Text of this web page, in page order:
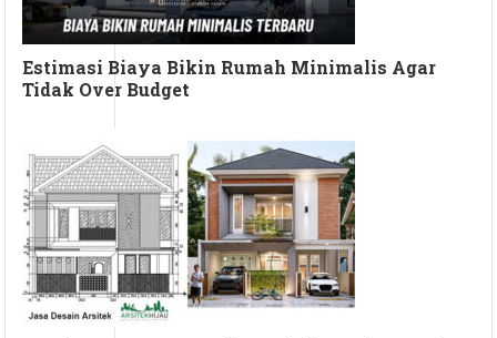
Estimasi Biaya Bikin Rumah Minimalis Agar
Tidak Over Budget